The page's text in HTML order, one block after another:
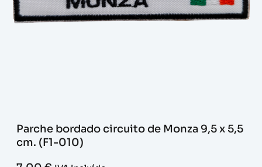
Parche bordado circuito de Monza 9,5 x 5,5
cm. (F1-010)